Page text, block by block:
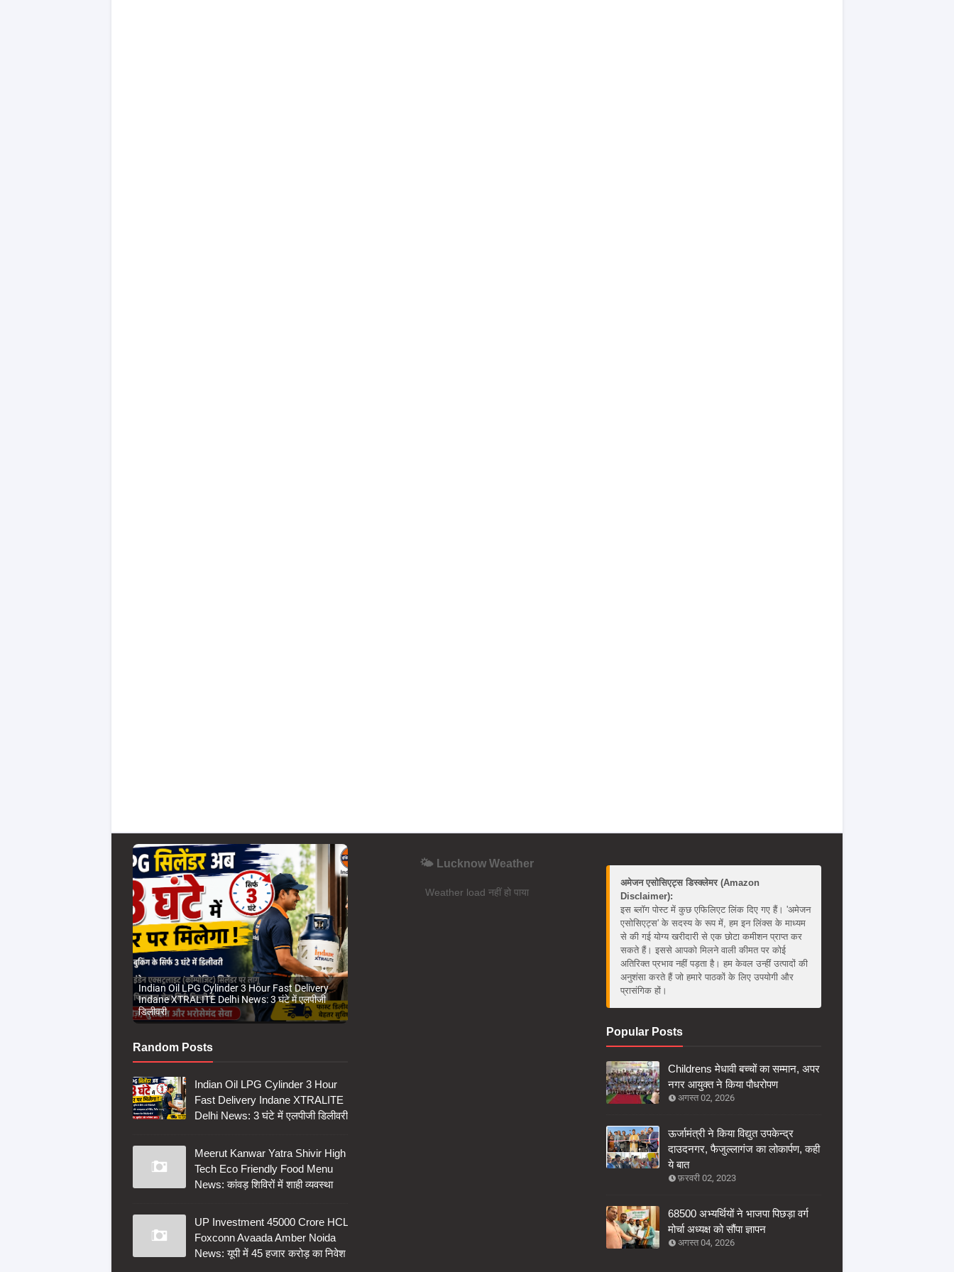
Indian Oil LPG Cylinder 3 Hour Fast Delivery
Indane XTRALITE Delhi News: 3 घंटे में एलपीजी
डिलीवरी
Random Posts
Indian Oil LPG Cylinder 3 Hour
Fast Delivery Indane XTRALITE
Delhi News: 3 घंटे में एलपीजी डिलीवरी
Meerut Kanwar Yatra Shivir High
Tech Eco Friendly Food Menu
News: कांवड़ शिविरों में शाही व्यवस्था
UP Investment 45000 Crore HCL
Foxconn Avaada Amber Noida
News: यूपी में 45 हजार करोड़ का निवेश
🌤️ Lucknow Weather
Weather load नहीं हो पाया
अमेजन एसोसिएट्स डिस्क्लेमर (Amazon
Disclaimer):
इस ब्लॉग पोस्ट में कुछ एफिलिएट लिंक दिए गए हैं। 'अमेजन
एसोसिएट्स' के सदस्य के रूप में, हम इन लिंक्स के माध्यम
से की गई योग्य खरीदारी से एक छोटा कमीशन प्राप्त कर
सकते हैं। इससे आपको मिलने वाली कीमत पर कोई
अतिरिक्त प्रभाव नहीं पड़ता है। हम केवल उन्हीं उत्पादों की
अनुशंसा करते हैं जो हमारे पाठकों के लिए उपयोगी और
प्रासंगिक हों।
Popular Posts
Childrens मेधावी बच्चों का सम्मान, अपर
नगर आयुक्त ने किया पौधरोपण
अगस्त 02, 2026
ऊर्जामंत्री ने किया विद्युत उपकेन्द्र
दाउदनगर, फैजुल्लागंज का लोकार्पण, कही
ये बात
फ़रवरी 02, 2023
68500 अभ्यर्थियों ने भाजपा पिछड़ा वर्ग
मोर्चा अध्यक्ष को सौंपा ज्ञापन
अगस्त 04, 2026